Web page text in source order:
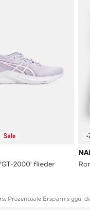
Sale
2000' flieder
-
Prozentuale Ersparnis ggü.